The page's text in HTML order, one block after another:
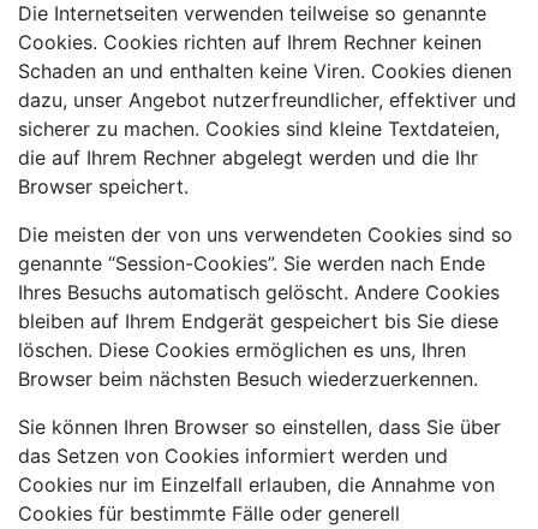
Die Internetseiten verwenden teilweise so genannte
Cookies. Cookies richten auf Ihrem Rechner keinen
Schaden an und enthalten keine Viren. Cookies dienen
dazu, unser Angebot nutzerfreundlicher, effektiver und
sicherer zu machen. Cookies sind kleine Textdateien,
die auf Ihrem Rechner abgelegt werden und die Ihr
Browser speichert.
Die meisten der von uns verwendeten Cookies sind so
genannte “Session-Cookies”. Sie werden nach Ende
Ihres Besuchs automatisch gelöscht. Andere Cookies
bleiben auf Ihrem Endgerät gespeichert bis Sie diese
löschen. Diese Cookies ermöglichen es uns, Ihren
Browser beim nächsten Besuch wiederzuerkennen.
Sie können Ihren Browser so einstellen, dass Sie über
das Setzen von Cookies informiert werden und
Cookies nur im Einzelfall erlauben, die Annahme von
Cookies für bestimmte Fälle oder generell